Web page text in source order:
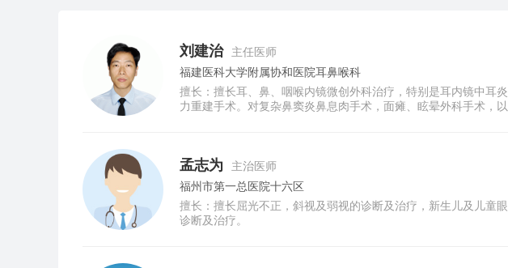
刘建治
主任医师
福建医科大学附属协和医院耳鼻喉科
擅长：擅长耳、鼻、咽喉内镜微创外科治疗，特别是耳内镜中耳
力重建手术。对复杂鼻窦炎鼻息肉手术，面瘫、眩晕外科手术，以
孟志为
主治医师
福州市第一总医院十六区
擅长：擅长屈光不正，斜视及弱视的诊断及治疗，新生儿及儿童
诊断及治疗。